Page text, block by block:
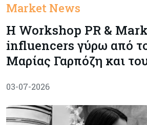
Market News
Η Workshop PR &
influencers γύρω από
Μαρίας Γαρπόζη και
03-07-2026